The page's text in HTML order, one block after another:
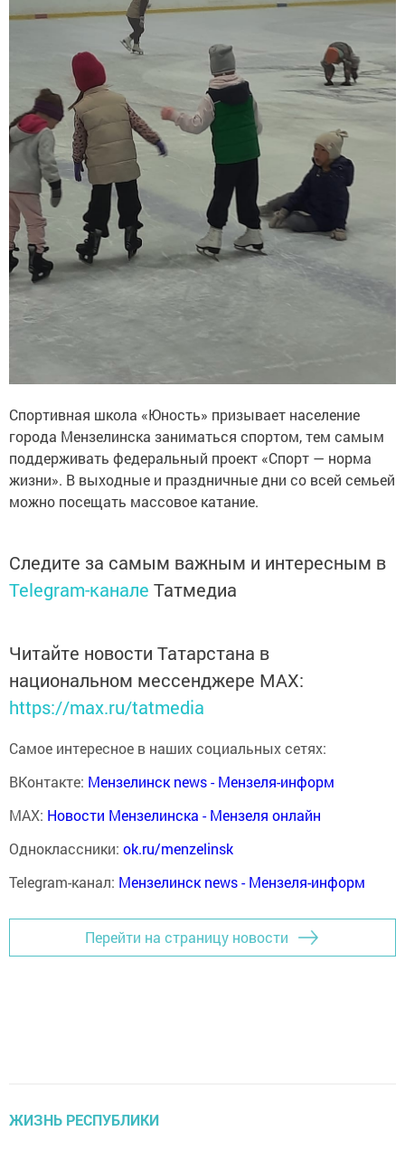
Спортивная школа «Юность» призывает население
города Мензелинска заниматься спортом, тем самым
поддерживать федеральный проект «Спорт — норма
жизни». В выходные и праздничные дни со всей семьей
можно посещать массовое катание.
Следите за самым важным и интересным в
Telegram-канале Татмедиа
Читайте новости Татарстана в
национальном мессенджере MАХ:
https://max.ru/tatmedia
Самое интересное в наших социальных сетях:
ВКонтакте: Мензелинск news - Мензеля-информ
MAX: Новости Мензелинска - Мензеля онлайн
Одноклассники: ok.ru/menzelinsk
Telegram-канал: Мензелинск news - Мензеля-информ
Перейти на страницу новости
ЖИЗНЬ РЕСПУБЛИКИ